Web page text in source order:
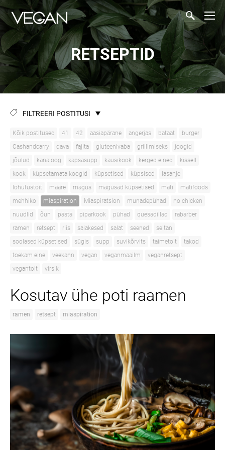
RETSEPTID
FILTREERI POSTITUSI
Kõik postitused 41 42 aasiapärane angerjas bataat
burger
Cashandcarry
dava fajita gluteenivaba grillimiseks
joogid
jõulud
kanaloog kapsasupp kausikook kerged eined
kissell
kook
küpsetamata koogid küpsetised küpsised
lasanje
lohutustoit
määre magus magusad küpsetised mati
matifoods
mehhiko
miaspiration Miaspiratsion munadepühad
no chicken
nuudlid
õun pasta piparkook pühad quesadillad
rabarber
ramen
retsept riis saiakesed salat seened
seitan
soolased küpsetised
sügis supp suvikõrvits taimetoit
takod
toekam eine
veekann vegan veganmaailm
veganretsept
vegantoit
virsik
Kosutav ühe poti raamen
ramen retsept miaspiration